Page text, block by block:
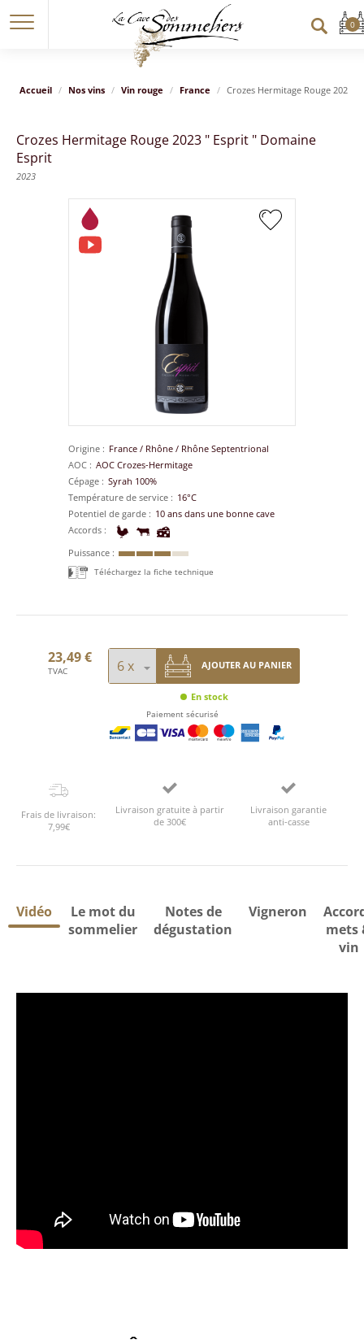
Accueil Nos vins Vin rouge France Crozes Hermitage Rouge 2023
Crozes Hermitage Rouge 2023 " Esprit " Domaine
Esprit
2023
Origine France / Rhône / Rhône Septentrional
AOC
AOC Crozes-Hermitage
Cépage
Syrah 100%
Température de service
16°C
Potentiel de garde
10 ans dans une bonne cave
Accords
Puissance
Téléchargez la fiche technique
23,49 €
TVAC
AJOUTER AU PANIER
En stock
Paiement sécurisé
Frais de livraison:
7,99€
Livraison gratuite à partir
de 300€
Livraison garantie
anti-casse
Vidéo
Le mot du
sommelier
Notes de
dégustation
Vigneron
mets
vin